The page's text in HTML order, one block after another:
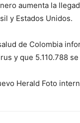
aumenta la
y Estados Unidos.
de Colombia
y que 5.110.788
Herald Foto